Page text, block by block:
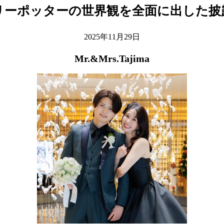
ーポッターの世界観を全面に出した披
2025年11月29日
Mr.&Mrs.Tajima